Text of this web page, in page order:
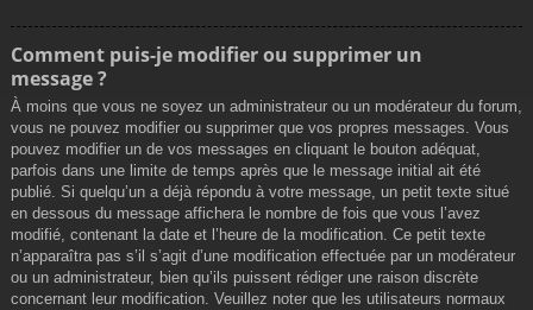
Comment puis-je modifier ou supprimer un
message ?
À moins que vous ne soyez un administrateur ou un modérateur du forum,
vous ne pouvez modifier ou supprimer que vos propres messages. Vous
pouvez modifier un de vos messages en cliquant le bouton adéquat,
parfois dans une limite de temps après que le message initial ait été
publié. Si quelqu’un a déjà répondu à votre message, un petit texte situé
en dessous du message affichera le nombre de fois que vous l’avez
modifié, contenant la date et l’heure de la modification. Ce petit texte
n’apparaîtra pas s’il s’agit d’une modification effectuée par un modérateur
ou un administrateur, bien qu’ils puissent rédiger une raison discrète
concernant leur modification. Veuillez noter que les utilisateurs normaux